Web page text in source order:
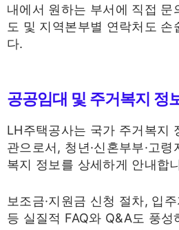
내에서 원하는 부서에 직접 문
도 및 지역본부별 연락처도 손
다.
공공임대 및 주거복지 정
LH주택공사는 국가 주거복지
관으로서, 청년·신혼부부·고
복지 정보를 상세하게 안내합
보조금·지원금 신청 절차, 입
등 실질적 FAQ와 Q&A도 풍